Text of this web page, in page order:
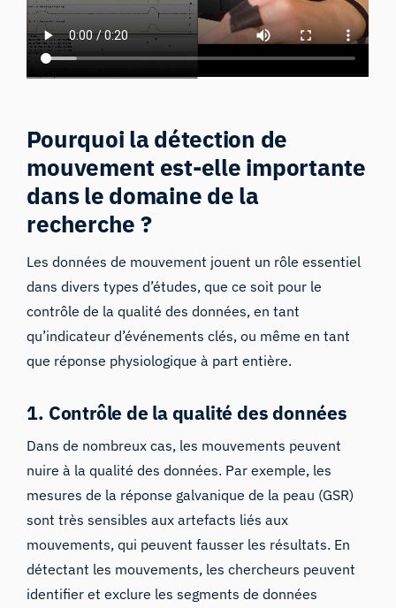
Pourquoi la détection de
mouvement est-elle importante
dans le domaine de la
recherche ?
Les données de mouvement jouent un rôle essentiel
dans divers types d’études, que ce soit pour le
contrôle de la qualité des données, en tant
qu’indicateur d’événements clés, ou même en tant
que réponse physiologique à part entière.
1. Contrôle de la qualité des données
Dans de nombreux cas, les mouvements peuvent
nuire à la qualité des données. Par exemple, les
mesuresde la réponse galvanique de la peau (GSR)
sont très sensibles aux artefacts liés aux
mouvements, qui peuvent fausser les résultats. En
détectant les mouvements, les chercheurs peuvent
identifier et exclure les segments de données